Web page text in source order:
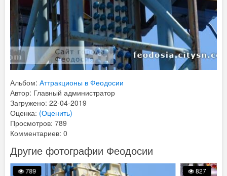
Альбом: Аттракционы в Феодосии
Автор: Главный администратор
Загружено: 22-04-2019
Оценка: (Оценить)
Просмотров: 789
Комментариев: 0
Другие фотографии Феодосии
789 827